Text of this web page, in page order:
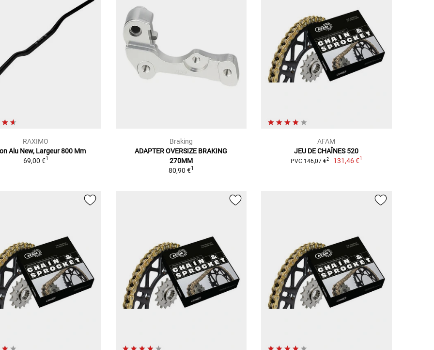
RAXIMO
Alu New, Largeur 800 Mm
69,00 €1
Braking
ADAPTER OVERSIZE BRAKING
270MM
80,90 €1
AFAM
JEU DE CHAÎNES 520
PVC 146,07 €2 131,46 €1